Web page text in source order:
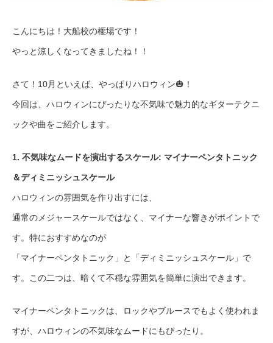
こんにちは！大船校の榧場です！
やっと涼しくなってきましたね！！
さて！10月といえば、やっぱりハロウィン🎃！
今回は、ハロウィンにぴったりな不気味で魅力的なギターテクニ
ックや曲をご紹介します。
1. 不気味なムードを演出するスケール: マイナーペンタトニック
＆ディミニッシュスケール
ハロウィンの雰囲気を作り出すには、
通常のメジャースケールではなく、マイナーな響きがポイントで
す。特におすすめなのが
「マイナーペンタトニック」と「ディミニッシュスケール」で
す。この二つは、暗くて不穏な雰囲気を簡単に演出できます。
マイナーペンタトニックは、ロックやブルースでもよく使われま
すが、ハロウィンの不気味なムードにもぴったり。